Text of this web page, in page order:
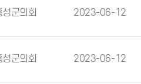
성군의회 2023-06-12
성군의회 2023-06-12